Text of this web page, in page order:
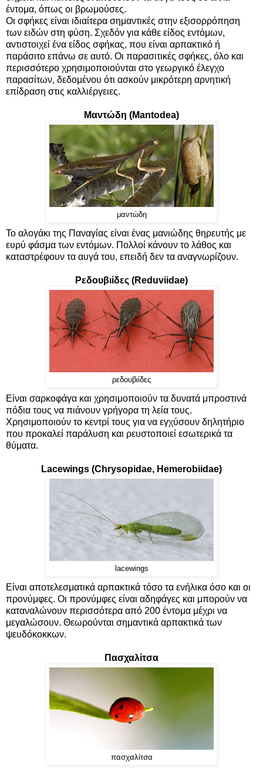
έντομα, όπως οι βρωμούσες.
Οι σφήκες είναι ιδιαίτερα σημαντικές στην εξισορρόπηση
των ειδών στη φύση. Σχεδόν για κάθε είδος εντόμων,
αντιστοιχεί ένα είδος σφήκας, που είναι αρπακτικό ή
παράσιτο επάνω σε αυτό. Οι παρασιτικές σφήκες, όλο και
περισσότερο χρησιμοποιούνται στο γεωργικό έλεγχο
παρασίτων, δεδομένου ότι ασκούν μικρότερη αρνητική
επίδραση στις καλλιέργειες.
Μαντώδη (Mantodea)
μαντώδη
Το αλογάκι της Παναγίας είναι ένας μανιώδης θηρευτής με
ευρύ φάσμα των εντόμων. Πολλοί κάνουν το λάθος και
καταστρέφουν τα αυγά του, επειδή δεν τα αναγνωρίζουν.
Ρεδουβιίδες (Reduviidae)
ρεδουβιίδες
Είναι σαρκοφάγα και χρησιμοποιούν τα δυνατά μπροστινά
πόδια τους να πιάνουν γρήγορα τη λεία τους.
Χρησιμοποιούν το κεντρί τους για να εγχύσουν δηλητήριο
που προκαλεί παράλυση και ρευστοποιεί εσωτερικά τα
θύματα.
Lacewings (Chrysopidae, Hemerobiidae)
lacewings
Είναι αποτελεσματικά αρπακτικά τόσο τα ενήλικα όσο και οι
προνύμφες. Οι προνύμφες είναι αδηφάγες και μπορούν να
καταναλώνουν περισσότερα από 200 έντομα μέχρι να
μεγαλώσουν. Θεωρούνται σημαντικά αρπακτικά των
ψευδόκοκκων.
Πασχαλίτσα
πασχαλίτσα